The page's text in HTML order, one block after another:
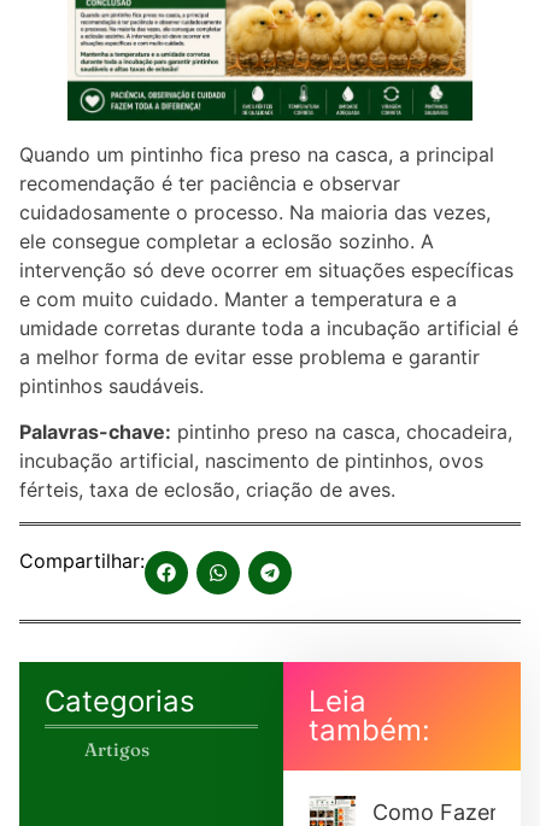
Quando um pintinho fica preso na casca, a principal
recomendação é ter paciência e observar
cuidadosamente o processo. Na maioria das vezes,
ele consegue completar a eclosão sozinho. A
intervenção só deve ocorrer em situações específicas
e com muito cuidado. Manter a temperatura e a
umidade corretas durante toda a incubação artificial é
a melhor forma de evitar esse problema e garantir
pintinhos saudáveis.
Palavras-chave: pintinho preso na casca, chocadeira,
incubação artificial, nascimento de pintinhos, ovos
férteis, taxa de eclosão, criação de aves.
Compartilhar:
Categorias
Artigos
Leia
também:
Como Fazer